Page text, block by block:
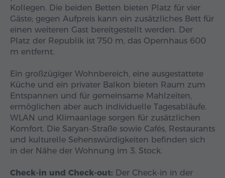
Kollegen. Die beiden Betten bieten Platz für vier
Gäste; gegen Aufpreis kann ein zusätzliches Bett für
einen weiteren Gast bereitgestellt werden. Der
Platz der Republik ist 750 m, das Opernhaus 600
m entfernt.
Ein großzügiger Wohnbereich, eine ausgestattete
Küche und ein privater Balkon bieten Raum zum
Entspannen und für gemeinsame Mahlzeiten,
ermöglichen aber auch individuelle Tagesabläufe.
WLAN und Klimaanlage sorgen für zusätzlichen
Komfort. Die Saryan-Straße sowie Cafés, Restaurants
und kulturelle Sehenswürdigkeiten befinden sich
in der Nähe der Wohnung im 3. Stock.
Check-in und Check-out: Der Check-in in der